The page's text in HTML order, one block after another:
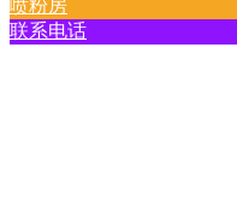
喷粉房
联系电话